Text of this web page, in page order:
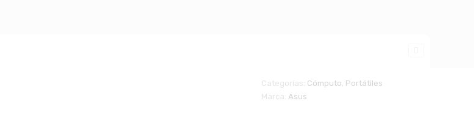
Categorías: Cómputo, Portátiles
Marca:Asus